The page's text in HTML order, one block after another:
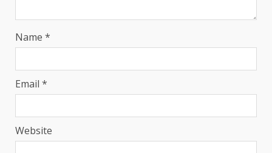
Name *
Email *
Website